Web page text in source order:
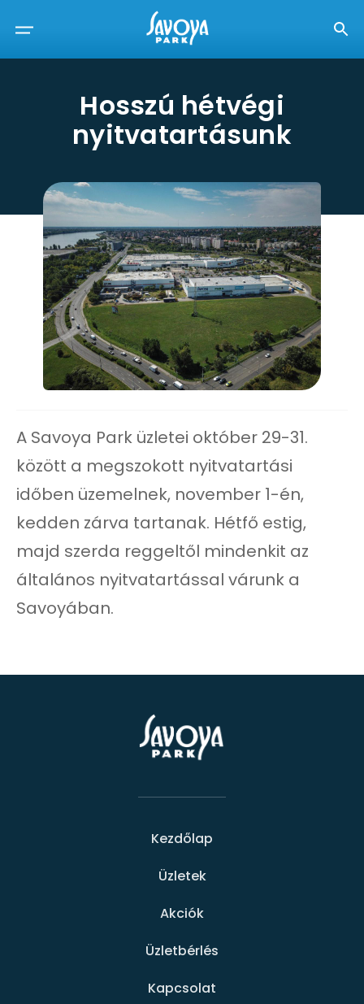
Hosszú hétvégi
nyitvatartásunk
A Savoya Park üzletei október 29-31.
között a megszokott nyitvatartási
időben üzemelnek, november 1-én,
kedden zárva tartanak. Hétfő estig,
majd szerda reggeltől mindenkit az
általános nyitvatartással várunk a
Savoyában.
Kezdőlap
Üzletek
Akciók
Üzletbérlés
Kapcsolat